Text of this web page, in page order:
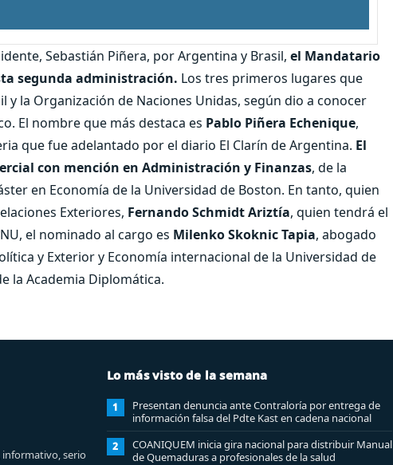
Sebastián Piñera, por Argentina y Brasil, el Mandatario
segunda administración. Los tres primeros lugares que
la Organización de Naciones Unidas, según dio a conocer
El nombre que más destaca es Pablo Piñera Echenique,
que fue adelantado por el diario El Clarín de Argentina. El
con mención en Administración y Finanzas, de la
en Economía de la Universidad de Boston. En tanto, quien
Exteriores, Fernando Schmidt Ariztía, quien tendrá el
el nominado al cargo es Milenko Skoknic Tapia, abogado
y Exterior y Economía internacional de la Universidad de
la Academia Diplomática.
informativo, serio
Lo más visto de la semana
1
Presentan denuncia ante Contraloría por entrega de
información falsa del Pdte Kast en cadena nacional
2
COANIQUEM inicia gira nacional para distribuir Manual
de Quemaduras a profesionales de la salud